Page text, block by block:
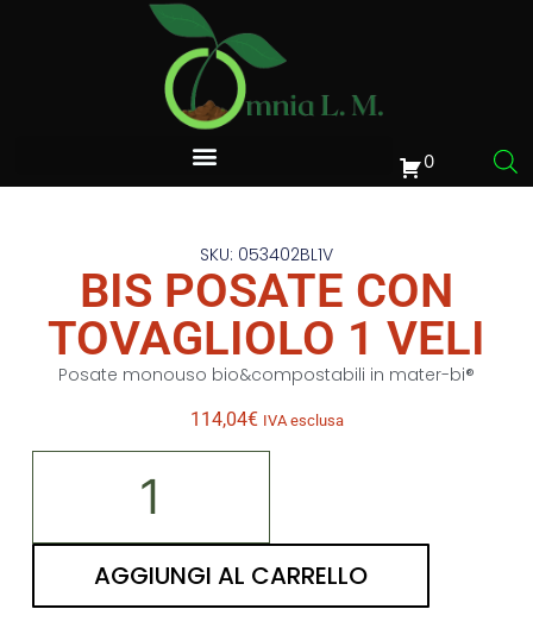
0
SKU: 053402BL1V
BIS POSATE CON
TOVAGLIOLO 1 VELI
Posate monouso bio&compostabili in mater-bi®
114,04€ IVA esclusa
AGGIUNGI AL CARRELLO